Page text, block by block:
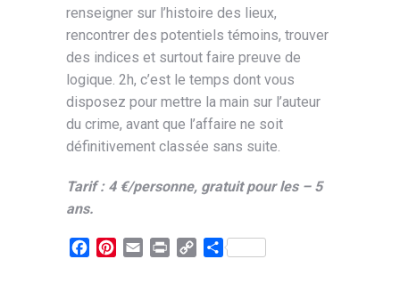
renseigner sur l’histoire des lieux,
rencontrer des potentiels témoins, trouver
des indices et surtout faire preuve de
logique. 2h, c’est le temps dont vous
disposez pour mettre la main sur l’auteur
du crime, avant que l’affaire ne soit
définitivement classée sans suite.
Tarif : 4 €/personne, gratuit pour les – 5
ans.
Facebook
Pinterest
Email Print
CopyPartager